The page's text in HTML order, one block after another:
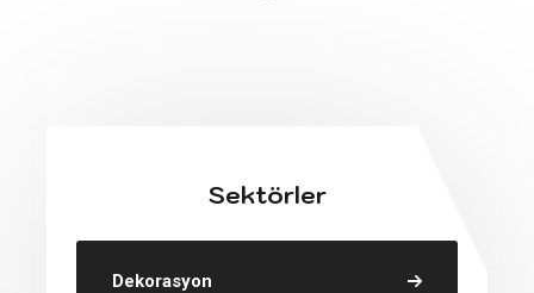
Sektörler
Dekorasyon